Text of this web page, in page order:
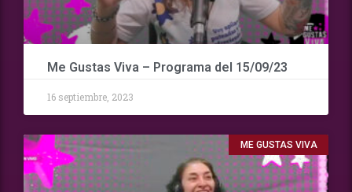
Me Gustas Viva – Programa del 15/09/23
16 septiembre, 2023
ME GUSTAS VIVA